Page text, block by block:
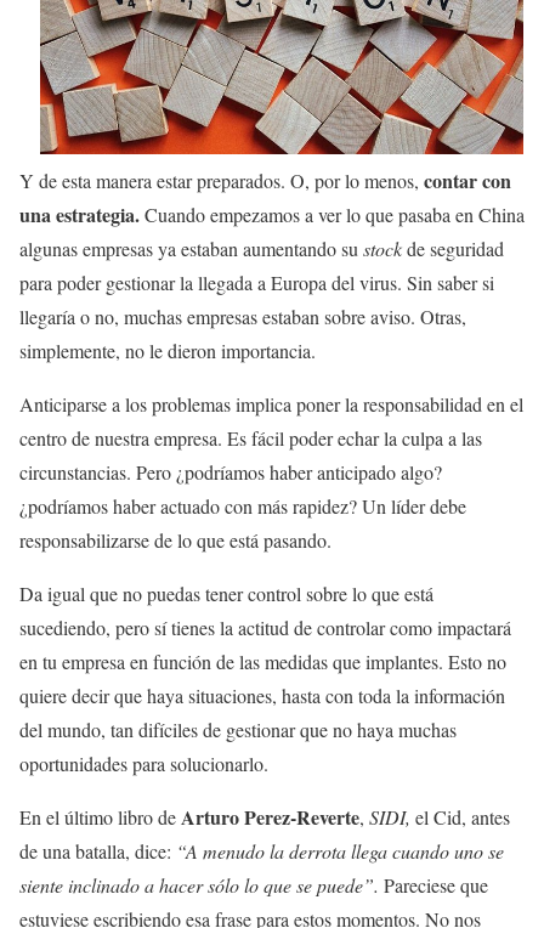
Y de esta manera estar preparados. O, por lo menos, contar con
una estrategia.Cuando empezamos a ver lo que pasaba en China
algunas empresas ya estaban aumentando su stockde seguridad
para poder gestionar la llegada a Europa del virus. Sin saber si
llegaría o no, muchas empresas estaban sobre aviso. Otras,
simplemente, no le dieron importancia.
Anticiparse a los problemas implica poner la responsabilidad en el
centro de nuestra empresa. Es fácil poder echar la culpa a las
circunstancias. Pero ¿podríamos haber anticipado algo?
¿podríamos haber actuado con más rapidez? Un líder debe
responsabilizarse de lo que está pasando.
Da igual que no puedas tener control sobre lo que está
sucediendo, pero sí tienes la actitud de controlar como impactará
en tu empresa en función de las medidas que implantes. Esto no
quiere decir que haya situaciones, hasta con toda la información
del mundo, tan difíciles de gestionar que no haya muchas
oportunidades para solucionarlo.
En el último libro deArturo Perez-Reverte, SIDI, el Cid, antes
de una batalla, dice: “A menudo la derrota llega cuando uno se
siente inclinado a hacer sólo lo que se puede”. Pareciese que
estuviese escribiendo esa frase para estos momentos. No nos